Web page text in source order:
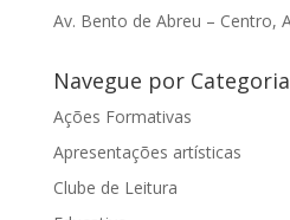
Av. Bento de Abreu – Centro,
Navegue por Categoria
Ações Formativas
Apresentações artísticas
Clube de Leitura